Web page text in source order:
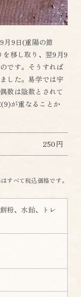
月9日(重陽の節
移し取り、翌9月9
です。そうすれば
した。易学では宇
数は陰数とされて
が重なることか
250円
すべて税込価格です。
粉、水飴、トレ